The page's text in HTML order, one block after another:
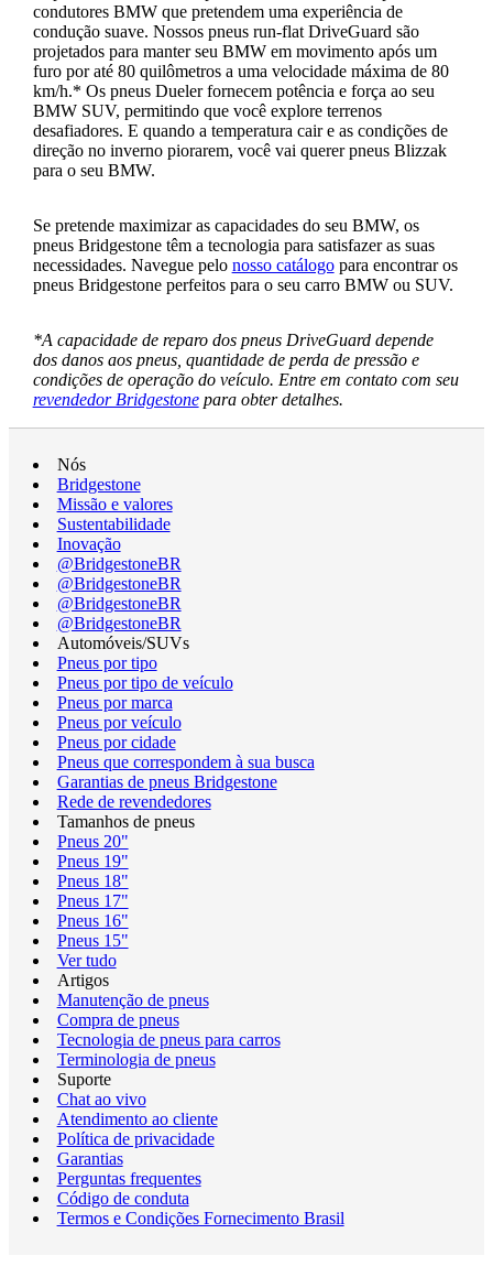
condutores BMW que pretendem uma experiência de
condução suave. Nossos pneus run-flat DriveGuard são
projetados para manter seu BMW em movimento após um
furo por até 80 quilômetros a uma velocidade máxima de 80
km/h.* Os pneus Dueler fornecem potência e força ao seu
BMW SUV, permitindo que você explore terrenos
desafiadores. E quando a temperatura cair e as condições de
direção no inverno piorarem, você vai querer pneus Blizzak
para o seu BMW.
Se pretende maximizar as capacidades do seu BMW, os
pneus Bridgestone têm a tecnologia para satisfazer as suas
necessidades. Navegue pelo nosso catálogopara encontrar os
pneus Bridgestone perfeitos para o seu carro BMW ou SUV.
*A capacidade de reparo dos pneus DriveGuard depende
dos danos aos pneus, quantidade de perda de pressão e
condições de operação do veículo. Entre em contato com seu
revendedor Bridgestonepara obter detalhes.
Nós
Bridgestone
Missão e valores
Sustentabilidade
Inovação
@BridgestoneBR
@BridgestoneBR
@BridgestoneBR
@BridgestoneBR
Automóveis/SUVs
Pneus por tipo
Pneus por tipo de veículo
Pneus por marca
Pneus por veículo
Pneus por cidade
Pneus que correspondem à sua busca
Garantias de pneus Bridgestone
Rede de revendedores
Tamanhos de pneus
Pneus 20"
Pneus 19"
Pneus 18"
Pneus 17"
Pneus 16"
Pneus 15"
Ver tudo
Artigos
Manutenção de pneus
Compra de pneus
Tecnologia de pneus para carros
Terminologia de pneus
Suporte
Chat ao vivo
Atendimento ao cliente
Política de privacidade
Garantias
Perguntas frequentes
Código de conduta
Termos e Condições Fornecimento Brasil